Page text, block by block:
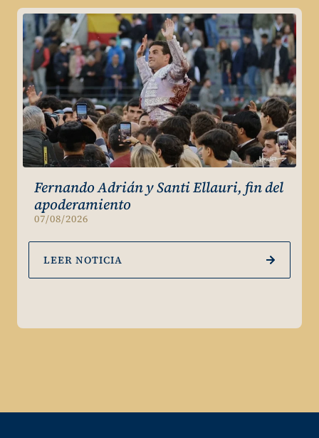
Fernando Adrián y Santi Ellauri, fin del
apoderamiento
07/08/2026
LEER NOTICIA